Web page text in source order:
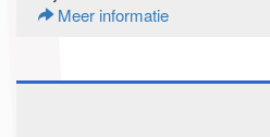
Meer informatie